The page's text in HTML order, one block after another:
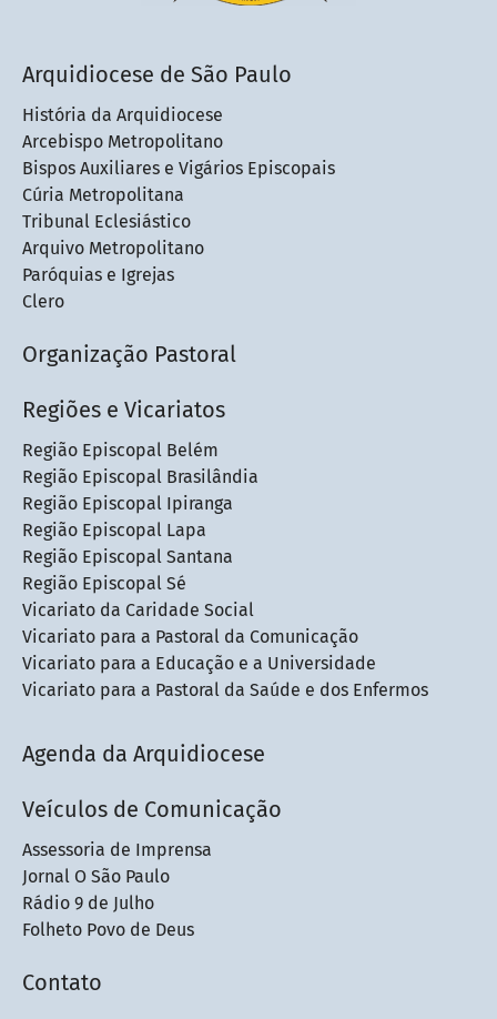
Arquidiocese de São Paulo
História da Arquidiocese
Arcebispo Metropolitano
Bispos Auxiliares e Vigários Episcopais
Cúria Metropolitana
Tribunal Eclesiástico
Arquivo Metropolitano
Paróquias e Igrejas
Clero
Organização Pastoral
Regiões e Vicariatos
Região Episcopal Belém
Região Episcopal Brasilândia
Região Episcopal Ipiranga
Região Episcopal Lapa
Região Episcopal Santana
Região Episcopal Sé
Vicariato da Caridade Social
Vicariato para a Pastoral da Comunicação
Vicariato para a Educação e a Universidade
Vicariato para a Pastoral da Saúde e dos Enfermos
Agenda da Arquidiocese
Veículos de Comunicação
Assessoria de Imprensa
Jornal O São Paulo
Rádio 9 de Julho
Folheto Povo de Deus
Contato